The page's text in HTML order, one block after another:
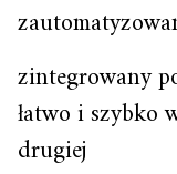
zintegrowany
łatwo i szybko
drugiej